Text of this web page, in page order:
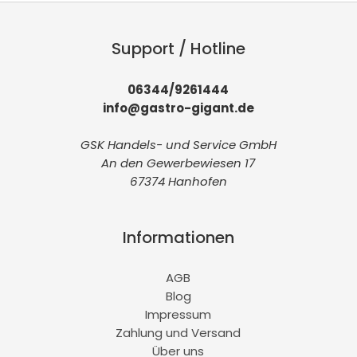
Support / Hotline
06344/9261444
info@gastro-gigant.de
GSK Handels- und Service GmbH
An den Gewerbewiesen 17
67374 Hanhofen
Informationen
AGB
Blog
Impressum
Zahlung und Versand
Über uns